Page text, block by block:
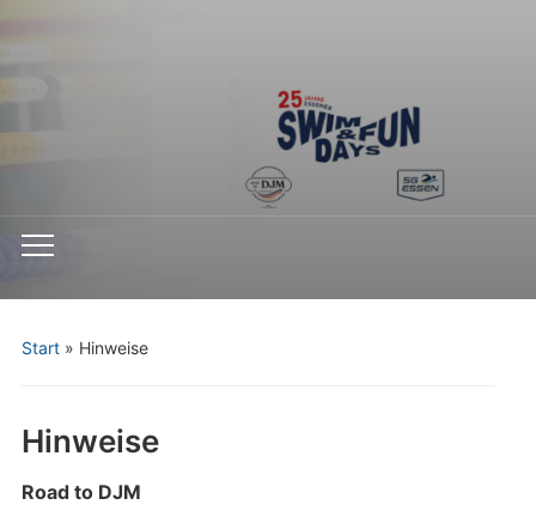
Toggle
Start» Hinweise
Hinweise
Road to DJM